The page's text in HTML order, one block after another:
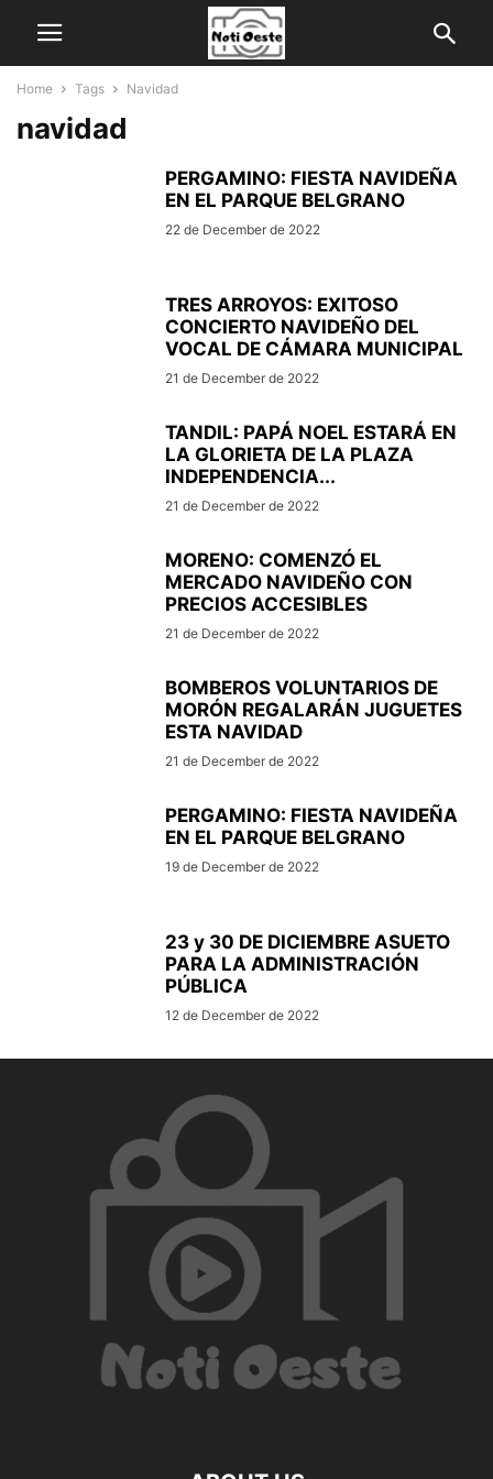
Home Tags Navidad
navidad
PERGAMINO: FIESTA NAVIDEÑA
EN EL PARQUE BELGRANO
22 de December de 2022
TRES ARROYOS: EXITOSO
CONCIERTO NAVIDEÑO DEL
VOCAL DE CÁMARA MUNICIPAL
21 de December de 2022
TANDIL: PAPÁ NOEL ESTARÁ EN
LA GLORIETA DE LA PLAZA
INDEPENDENCIA...
21 de December de 2022
MORENO: COMENZÓ EL
MERCADO NAVIDEÑO CON
PRECIOS ACCESIBLES
21 de December de 2022
BOMBEROS VOLUNTARIOS DE
MORÓN REGALARÁN JUGUETES
ESTA NAVIDAD
21 de December de 2022
PERGAMINO: FIESTA NAVIDEÑA
EN EL PARQUE BELGRANO
19 de December de 2022
23 y 30 DE DICIEMBRE ASUETO
PARA LA ADMINISTRACIÓN
PÚBLICA
12 de December de 2022